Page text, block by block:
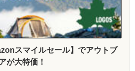
スマイルセール】でアウトブ
が大特価！